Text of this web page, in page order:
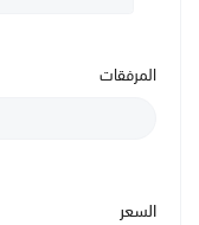
المرفقات
السعر